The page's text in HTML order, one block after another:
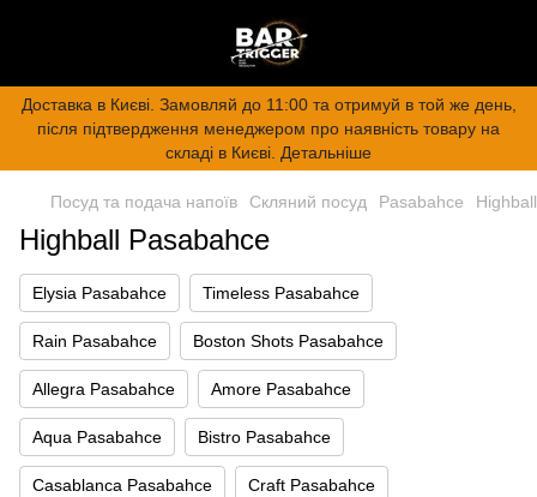
Доставка в Києві. Замовляй до 11:00 та отримуй в той же день,
після підтвердження менеджером про наявність товару на
складі в Києві. Детальніше
Посуд та подача напоїв Скляний посуд Pasabahce
Highball Pasabahce
Elysia Pasabahce Timeless Pasabahce
Rain Pasabahce Boston Shots Pasabahce
Allegra Pasabahce Amore Pasabahce
Aqua Pasabahce Bistro Pasabahce
Casablanca Pasabahce Craft Pasabahce